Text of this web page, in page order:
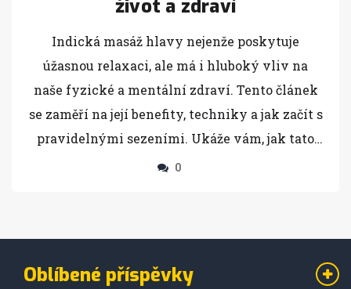
život a zdraví
Indická masáž hlavy nejenže poskytuje
úžasnou relaxaci, ale má i hluboký vliv na
naše fyzické a mentální zdraví. Tento článek
se zaměří na její benefity, techniky a jak začít s
pravidelnými sezeními. Ukáže vám, jak tato
starodávná technika může pozitivně změnit
0
Oblíbené příspěvky